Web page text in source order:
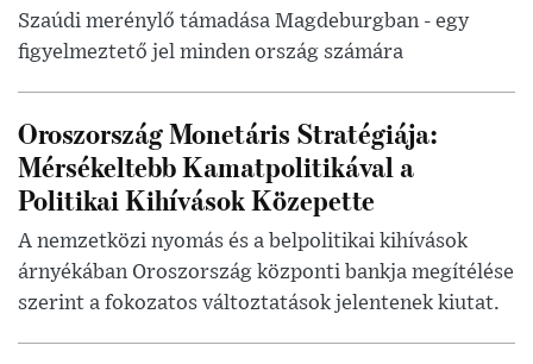
Szaúdi merénylő támadása Magdeburgban - egy
figyelmeztető jel minden ország számára
Oroszország Monetáris Stratégiája:
Mérsékeltebb Kamatpolitikával a
Politikai Kihívások Közepette
A nemzetközi nyomás és a belpolitikai kihívások
árnyékában Oroszország központi bankja megítélése
szerint a fokozatos változtatások jelentenek kiutat.